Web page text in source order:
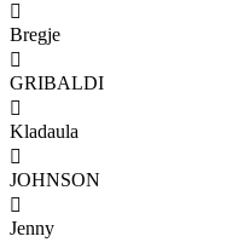

Bregje

GRIBALDI

Kladaula

JOHNSON

Jenny